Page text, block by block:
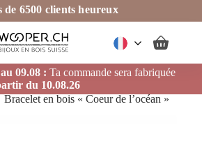
de 6500 clients heureux
Panier
09.08 : Ta commande sera fabriquée
du 10.08.26
Bracelet en bois « Coeur de l’océan »